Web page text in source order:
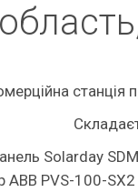
станція
Solarday
ABB PVS-100-